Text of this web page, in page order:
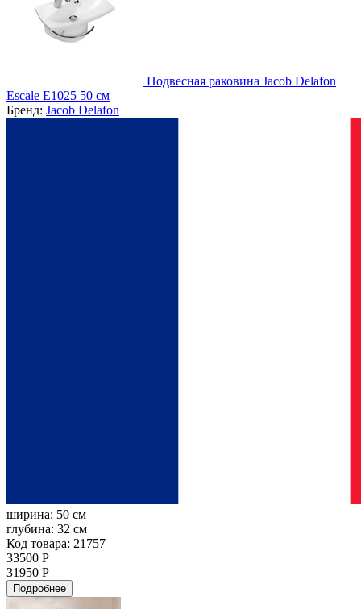
Подвесная раковина Jacob Delafon
Escale E1025 50 см
Бренд: Jacob Delafon
ширина: 50 см
глубина: 32 см
Код товара: 21757
33500 Р
31950 Р
Подробнее